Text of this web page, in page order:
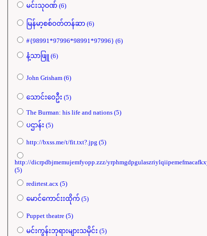
မင်းသုဝဏ် (6)
မြန်မာ့စစ်ဝတ်တန်ဆာ (6)
#{98991*97996*98991*97996} (6)
နံ့သာဖြူ (6)
John Grisham (6)
သောင်းဝေဦး (5)
The Burman: his life and nations (5)
ပဌာန်း (5)
http://bxss.me/t/fit.txt?.jpg (5)
http://dicrpdbjmemujemfyopp.zzz/
(5)
redirtest.acx (5)
မောင်ကောင်းးထိုက် (5)
Puppet theatre (5)
မင်းကွန်းဘုရားများသမိုင်း (5)